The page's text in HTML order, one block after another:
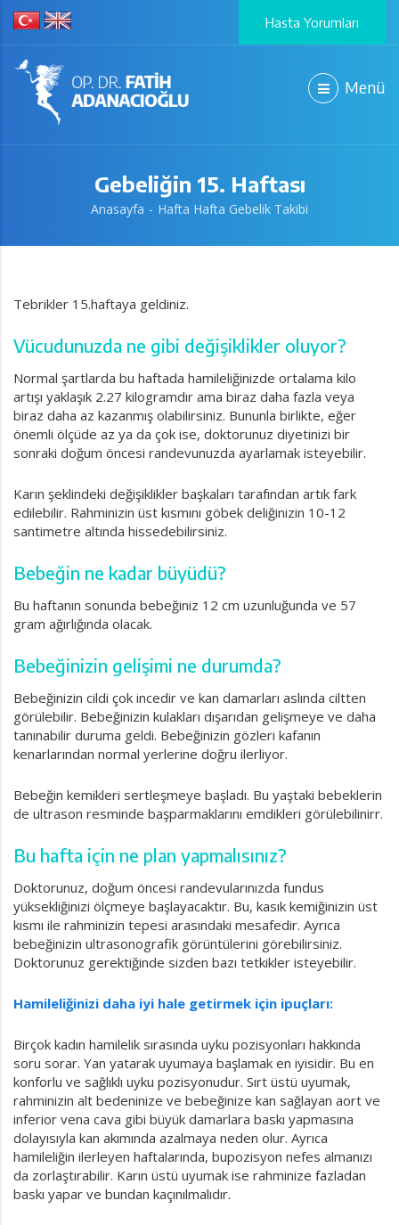
Hasta Yorumları
Menü
Gebeliğin 15. Haftası
Anasayfa Hafta Hafta Gebelik Takibi
Tebrikler 15.haftaya geldiniz.
Vücudunuzda ne gibi değişiklikler oluyor?
Normal şartlarda bu haftada hamileliğinizde ortalama kilo
artışı yaklaşık 2.27 kilogramdır ama biraz daha fazla veya
biraz daha az kazanmış olabilirsiniz. Bununla birlikte, eğer
önemli ölçüde az ya da çok ise, doktorunuz diyetinizi bir
sonraki doğum öncesi randevunuzda ayarlamak isteyebilir.
Karın şeklindeki değişiklikler başkaları tarafından artık fark
edilebilir. Rahminizin üst kısmını göbek deliğinizin 10-12
santimetre altında hissedebilirsiniz.
Bebeğin ne kadar büyüdü?
Bu haftanın sonunda bebeğiniz 12 cm uzunluğunda ve 57
gram ağırlığında olacak.
Bebeğinizin gelişimi ne durumda?
Bebeğinizin cildi çok incedir ve kan damarları aslında ciltten
görülebilir. Bebeğinizin kulakları dışarıdan gelişmeye ve daha
tanınabilir duruma geldi. Bebeğinizin gözleri kafanın
kenarlarından normal yerlerine doğru ilerliyor.
Bebeğin kemikleri sertleşmeye başladı. Bu yaştaki bebeklerin
de ultrason resminde başparmaklarını emdikleri görülebilinirr.
Bu hafta için ne plan yapmalısınız?
Doktorunuz, doğum öncesi randevularınızda fundus
yüksekliğinizi ölçmeye başlayacaktır. Bu, kasık kemiğinizin üst
kısmı ile rahminizin tepesi arasındaki mesafedir. Ayrıca
bebeğinizin ultrasonografik görüntülerini görebilirsiniz.
Doktorunuz gerektiğinde sizden bazı tetkikler isteyebilir.
Hamileliğinizi daha iyi hale getirmek için ipuçları:
Birçok kadın hamilelik sırasında uyku pozisyonları hakkında
soru sorar. Yan yatarak uyumaya başlamak en iyisidir. Bu en
konforlu ve sağlıklı uyku pozisyonudur. Sırt üstü uyumak,
rahminizin alt bedeninize ve bebeğinize kan sağlayan aort ve
inferior vena cava gibi büyük damarlara baskı yapmasına
dolayısıyla kan akımında azalmaya neden olur. Ayrıca
hamileliğin ilerleyen haftalarında, bupozisyon nefes almanızı
da zorlaştırabilir. Karın üstü uyumak ise rahminize fazladan
baskı yapar ve bundan kaçınılmalıdır.